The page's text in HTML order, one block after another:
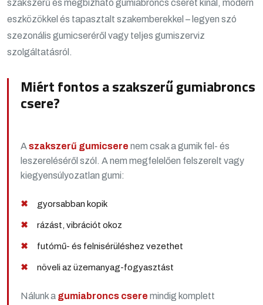
szakszerű és megbízható gumiabroncs cserét kínál, modern
eszközökkel és tapasztalt szakemberekkel – legyen szó
szezonális gumicseréről vagy teljes gumiszerviz
szolgáltatásról.
Miért fontos a szakszerű gumiabroncs
csere?
Aszakszerű gumicsere nem csak a gumik fel- és
leszereléséről szól. A nem megfelelően felszerelt vagy
kiegyensúlyozatlan gumi:
gyorsabban kopik
rázást, vibrációt okoz
futómű- és felnisérüléshez vezethet
növeli az üzemanyag-fogyasztást
Nálunk a gumiabroncs csere mindig komplett